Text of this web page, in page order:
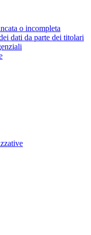
o incompleta
dati da parte dei titolari